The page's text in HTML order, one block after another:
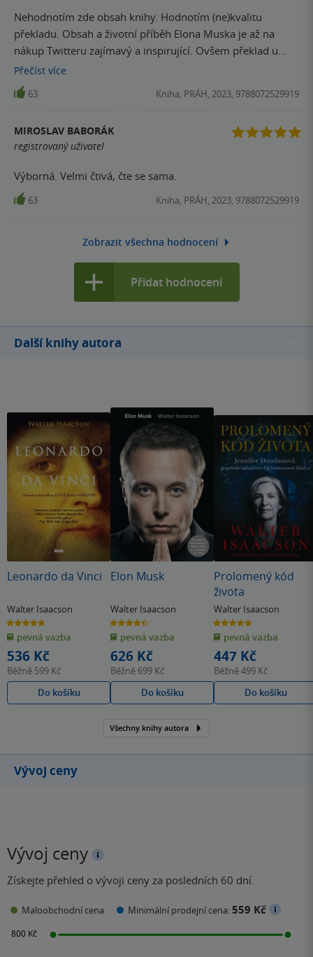
Nehodnotím zde obsah knihy. Hodnotím (ne)kvalitu
překladu. Obsah a životní příběh Elona Muska je až na
nákup Twitteru zajímavý a inspirující. Ovšem překlad u
takto drahého titulu je fakt strašný a neodpovídá ceně
knížky. Kvůli překladu bych cenu viděl o polovinu nižší než
původních 699 Kč. Rychlokvašné překlady, kdy je buď na
překladatel nabral moc práce na krátký časový úsek, jsou
příšerné a je zarážející (vzhledem k tomu, že jde o byznys,
prodeje.
Přečíst více
63 Kniha, PRÁH, 2023, 9788072529919
MIROSLAV BABORÁK
registrovaný uživatel
Výborná. Velmi čtivá, čte se sama.
63 Kniha, PRÁH, 2023, 9788072529919
Zobrazit všechna hodnocení
Přidat hodnocení
Další knihy autora
Leonardo da Vinci
Walter Isaacson
4.7
z
5
hvězdiček
pevná vazba
536 Kč
Běžně 599 Kč
Do košíku
Elon Musk
Walter Isaacson
4.4
z
5
hvězdiček
pevná vazba
626 Kč
Běžně 699 Kč
Do košíku
Prolomený kód
života
Walter Isaacson
5.0
z
5
hvězdiček
pevná vazba
447 Kč
Běžně499 Kč
Do košíku
Všechny knihy autora
Vývoj ceny
Vývoj ceny
Získejte přehled o vývoji ceny za posledních 60 dní.
Maloobchodní cena Minimální prodejní cena:559 Kč